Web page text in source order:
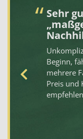
Sehr
Beginn,
mehrere
Preis und
empfehlen